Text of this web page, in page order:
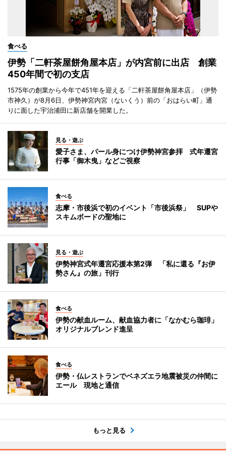
食べる
伊勢「二軒茶屋餅角屋本店」が内宮前に出店 創業
450年間で初の支店
1575年の創業から今年で451年を迎える「二軒茶屋餅角屋本店」（伊勢
市神久）が8月6日、伊勢神宮内宮（ないくう）前の「おはらい町」通
りに面した宇治浦田に新店舗を開業した。
見る・遊ぶ
愛子さま、パール身につけ伊勢神宮参拝 式年遷宮
行事「御木曳」などご視察
食べる
志摩・市後浜で初のイベント「市後浜祭」 SUPや
スキムボードの聖地に
見る・遊ぶ
伊勢神宮式年遷宮応援本第2弾 「私に還る『お伊
勢さん』の旅」刊行
食べる
伊勢の献血ルーム、献血協力者に「なかむら珈琲」
オリジナルブレンド進呈
食べる
伊勢・仏レストランでベネズエラ地震被災の仲間に
エール 現地と通信
もっと見る